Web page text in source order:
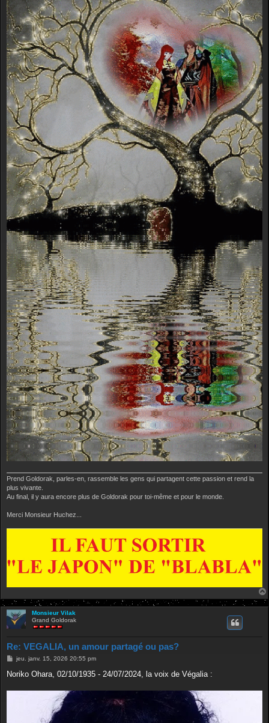
Prend Goldorak, parles-en, rassemble les gens qui partagent cette passion et rend la
plus vivante.
Au final, il y aura encore plus de Goldorak pour toi-même et pour le monde.
Merci Monsieur Huchez...
Monsieur Vilak
Grand Goldorak
Re: VEGALIA, un amour partagé ou pas?
M
s
jeu. janv. 15, 2026 20:55 pm
Noriko Ohara, 02/10/1935 - 24/07/2024, la voix de Végalia :